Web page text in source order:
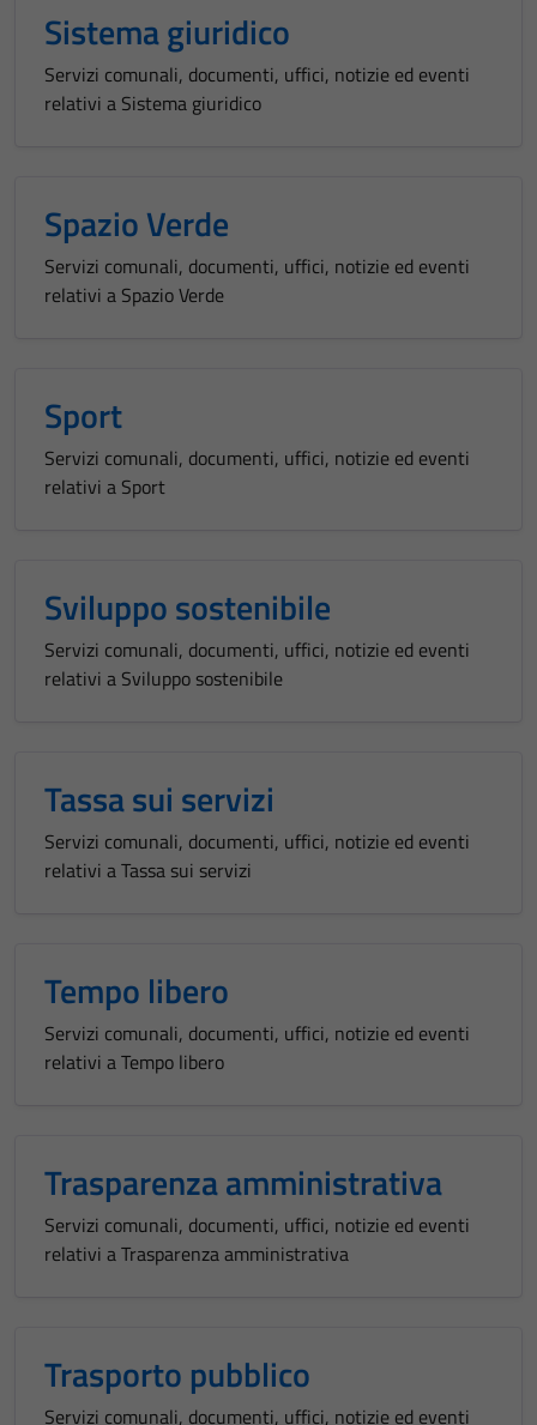
Sistema giuridico
Servizi comunali, documenti, uffici, notizie ed eventi
relativi a Sistema giuridico
Spazio Verde
Servizi comunali, documenti, uffici, notizie ed eventi
relativi a Spazio Verde
Sport
Servizi comunali, documenti, uffici, notizie ed eventi
relativi a Sport
Sviluppo sostenibile
Servizi comunali, documenti, uffici, notizie ed eventi
relativi a Sviluppo sostenibile
Tassa sui servizi
Servizi comunali, documenti, uffici, notizie ed eventi
relativi a Tassa sui servizi
Tempo libero
Servizi comunali, documenti, uffici, notizie ed eventi
relativi a Tempo libero
Trasparenza amministrativa
Servizi comunali, documenti, uffici, notizie ed eventi
relativi a Trasparenza amministrativa
Trasporto pubblico
Servizi comunali, documenti, uffici, notizie ed eventi
Questi cookie